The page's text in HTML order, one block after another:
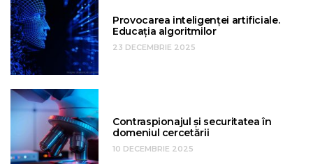
Provocarea inteligenței artificiale.
Educația algoritmilor
23 DECEMBRIE 2025
Contraspionajul și securitatea în
domeniul cercetării
10 DECEMBRIE 2025